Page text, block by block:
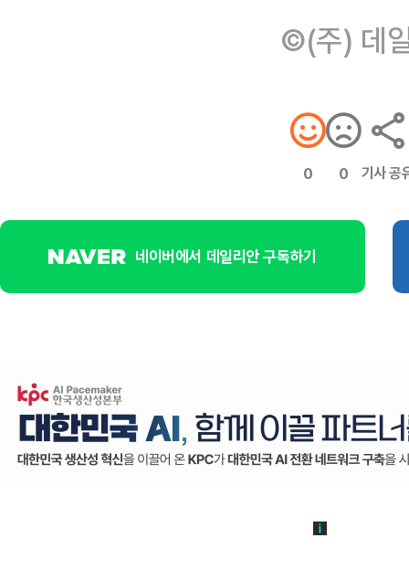
©(주) 데
0 0 기사 공
네이버에서 데일리안 구독하기